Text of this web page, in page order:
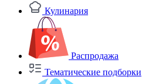
Кулинария
Распродажа
Тематические подборки